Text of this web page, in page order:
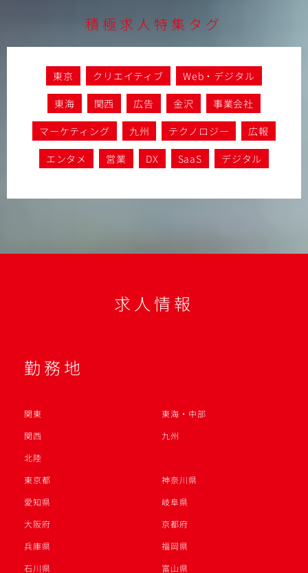
積極求人特集タグ
東京 クリエイティブ
Web・デジタル
東海
関西 広告 金沢
事業会社
マーケティング
九州 テクノロジー
広報
エンタメ
営業 DX SaaS デジタル
求人情報
勤務地
関東
東海・中部
関西
九州
北陸
東京都
神奈川県
愛知県
岐阜県
大阪府
京都府
兵庫県
福岡県
石川県
富山県